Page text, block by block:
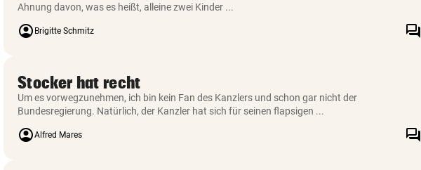
Ahnung davon, was es heißt, alleine zwei Kinder ...
account_circle Brigitte Schmitz forum
Stocker hat recht
Um es vorwegzunehmen, ich bin kein Fan des Kanzlers und schon gar nicht der
Bundesregierung. Natürlich, der Kanzler hat sich für seinen flapsigen ...
account_circleAlfred Mares forum